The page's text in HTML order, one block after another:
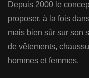
Depuis 2000 le
proposer, à la fois
mais bien sûr sur son
de vêtements,
hommes et femmes.